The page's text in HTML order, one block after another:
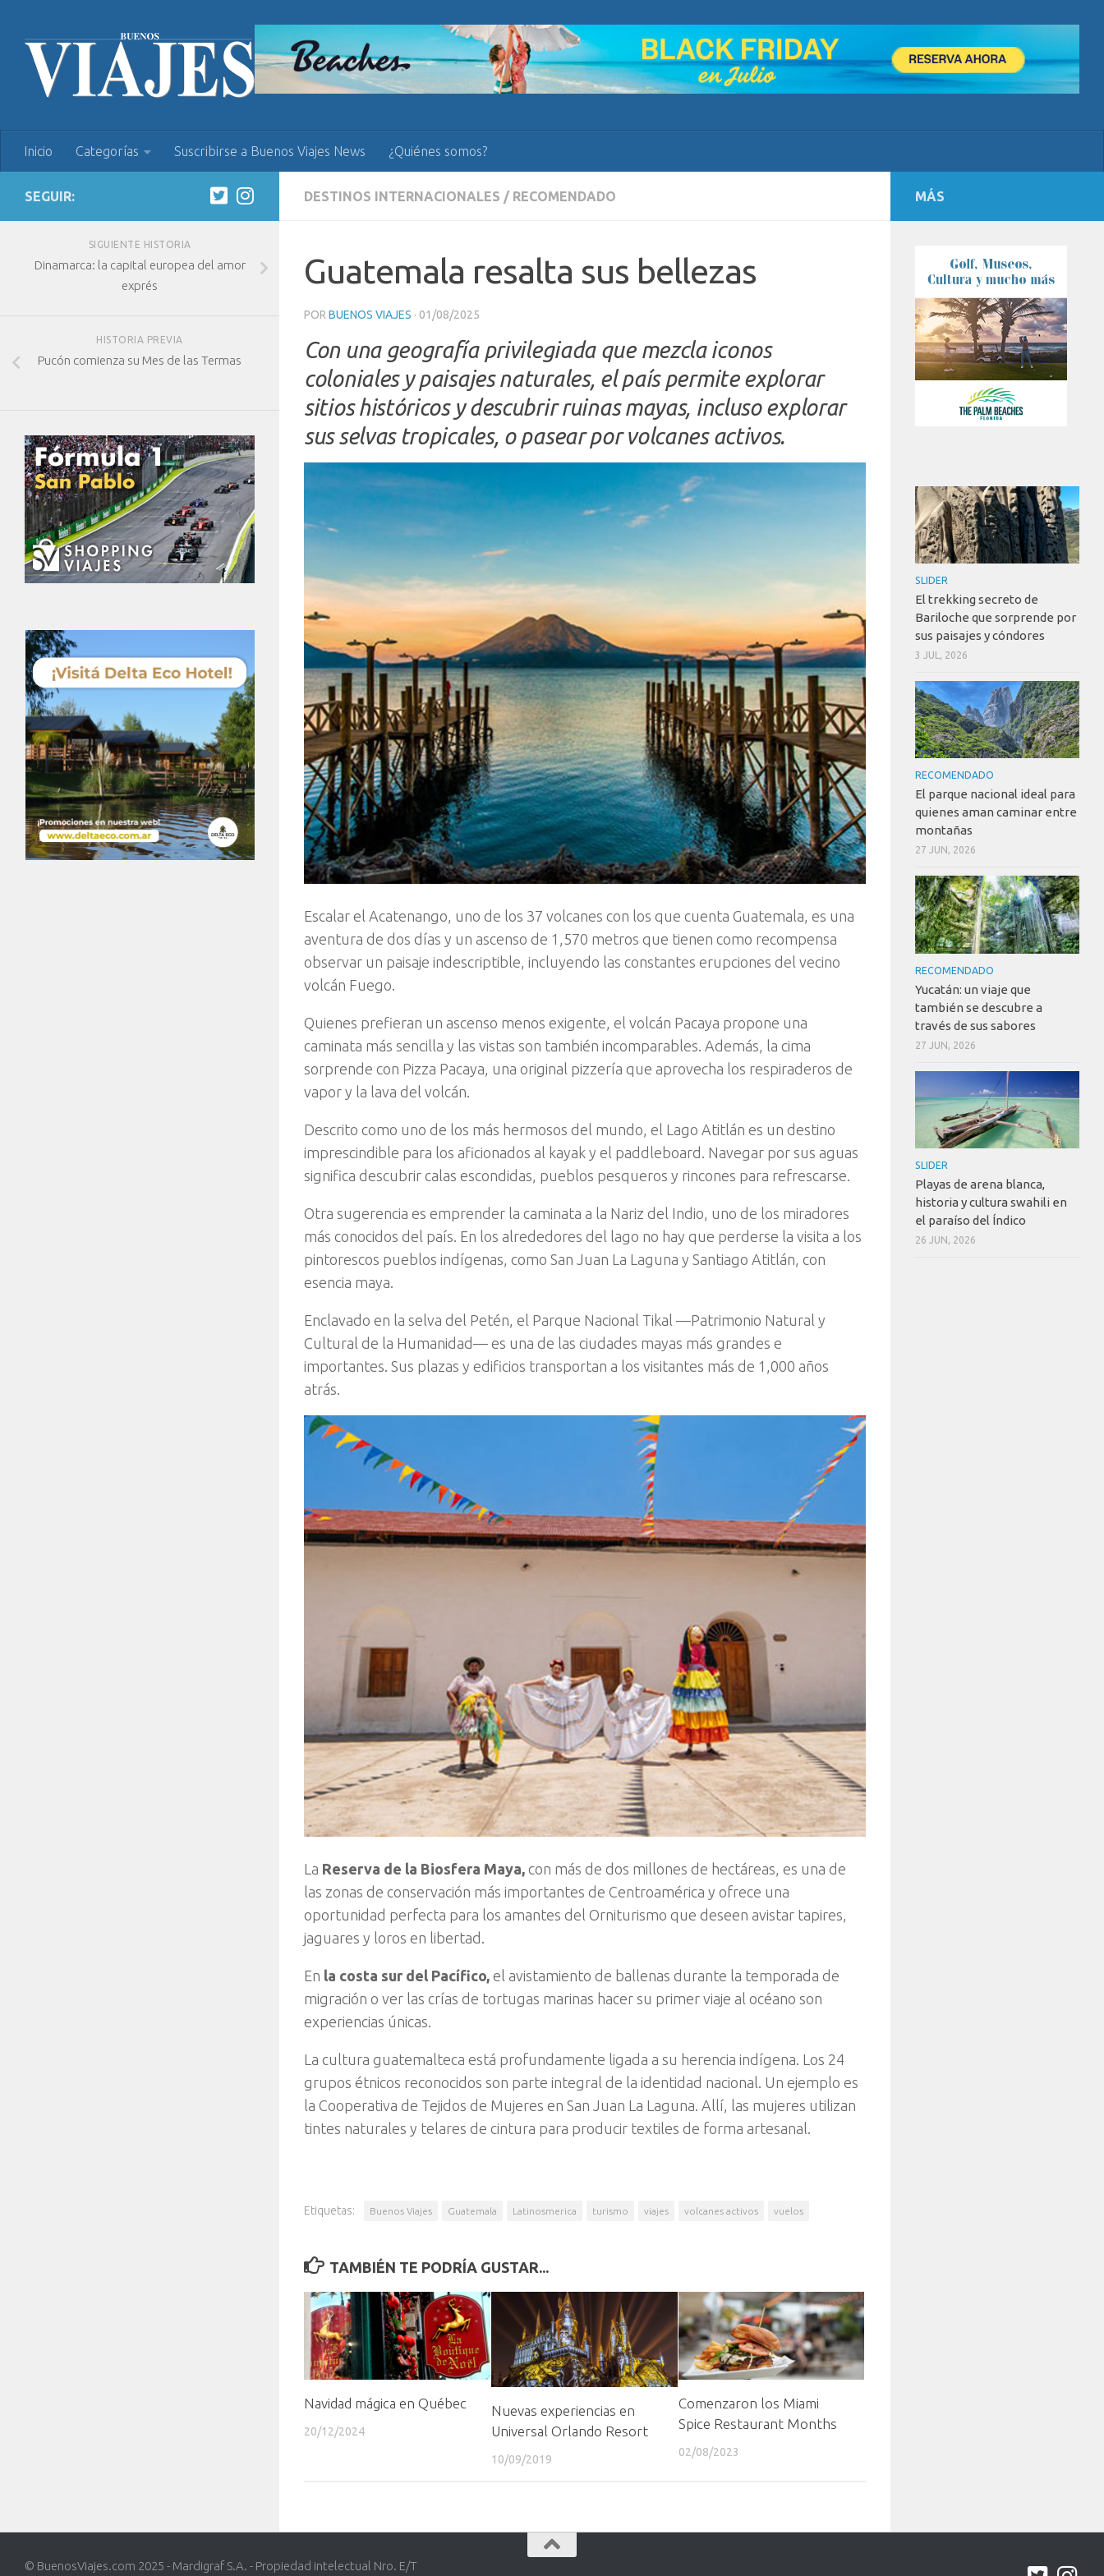
Inicio Categorías Suscribirse a Buenos Viajes News ¿Quiénes somos?
DESTINOS INTERNACIONALES / RECOMENDADO
Guatemala resalta sus bellezas
POR BUENOS VIAJES · 01/08/2025
Con una geografía privilegiada que mezcla iconos
coloniales y paisajes naturales, el país permite explorar
sitios históricos y descubrir ruinas mayas, incluso explorar
sus selvas tropicales, o pasear por volcanes activos.
Escalar el Acatenango, uno de los 37 volcanes con los que cuenta Guatemala, es una
aventura de dos días y un ascenso de 1,570 metros que tienen como recompensa
observar un paisaje indescriptible, incluyendo las constantes erupciones del vecino
volcán Fuego.
Quienes prefieran un ascenso menos exigente, el volcán Pacaya propone una
caminata más sencilla y las vistas son también incomparables. Además, la cima
sorprende con Pizza Pacaya, una original pizzería que aprovecha los respiraderos de
vapor y la lava del volcán.
Descrito como uno de los más hermosos del mundo, el Lago Atitlán es un destino
imprescindible para los aficionados al kayak y el paddleboard. Navegar por sus aguas
significa descubrir calas escondidas, pueblos pesqueros y rincones para refrescarse.
Otra sugerencia es emprender la caminata a la Nariz del Indio, uno de los miradores
más conocidos del país. En los alrededores del lago no hay que perderse la visita a los
pintorescos pueblos indígenas, como San Juan La Laguna y Santiago Atitlán, con
esencia maya.
Enclavado en la selva del Petén, el Parque Nacional Tikal —Patrimonio Natural y
Cultural de la Humanidad— es una de las ciudades mayas más grandes e
importantes. Sus plazas y edificios transportan a los visitantes más de 1,000 años
atrás.
La Reserva de la Biosfera Maya, con más de dos millones de hectáreas, es una de
las zonas de conservación más importantes de Centroamérica y ofrece una
oportunidad perfecta para los amantes del Orniturismo que deseen avistar tapires,
jaguares y loros en libertad.
En la costa sur del Pacífico, el avistamiento de ballenas durante la temporada de
migración o ver las crías de tortugas marinas hacer su primer viaje al océano son
experiencias únicas.
La cultura guatemalteca está profundamente ligada a su herencia indígena. Los 24
grupos étnicos reconocidos son parte integral de la identidad nacional. Un ejemplo es
la Cooperativa de Tejidos de Mujeres en San Juan La Laguna. Allí, las mujeres utilizan
tintes naturales y telares de cintura para producir textiles de forma artesanal.
Etiquetas: Buenos Viajes Guatemala Latinosmerica turismo viajes volcanes activos vuelos
TAMBIÉN TE PODRÍA GUSTAR...
Navidad mágica en Québec
20/12/2024
Nuevas experiencias en
Universal Orlando Resort
10/09/2019
Comenzaron los Miami
Spice Restaurant Months
02/08/2023
SEGUIR:
SIGUIENTE HISTORIA
Dinamarca: la capital europea del amor
exprés
HISTORIA PREVIA
Pucón comienza su Mes de las Termas
MÁS
SLIDER
El trekking secreto de
Bariloche que sorprende por
sus paisajes y cóndores
3 JUL, 2026
RECOMENDADO
El parque nacional ideal para
quienes aman caminar entre
montañas
27 JUN, 2026
RECOMENDADO
Yucatán: un viaje que
también se descubre a
través de sus sabores
27 JUN, 2026
SLIDER
Playas de arena blanca,
historia y cultura swahili en
el paraíso del Índico
26 JUN, 2026
© BuenosViajes.com 2025 - Mardigraf S.A. - Propiedad intelectual Nro. E/T